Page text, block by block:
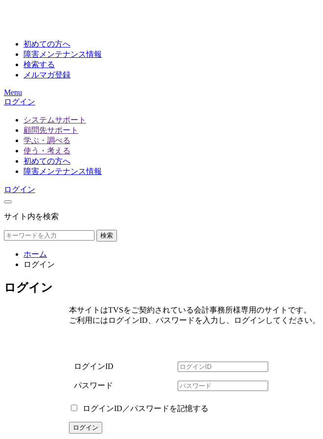
初めての方へ
障害メンテナンス情報
検索する
メルマガ登録
Menu
ログイン
システムサポート
顧問先サポート
学ぶ・調べる
使う・考える
初めての方へ
障害メンテナンス情報
ログイン
サイト内を検索
検索
ホーム
ログイン
ログイン
本サイトはTVSをご契約されている会計事務所様専用のサイトです。
ご利用にはログインID、パスワードを入力し、ログインしてください。
ログインID
パスワード
ログインID／パスワードを記憶する
ログイン